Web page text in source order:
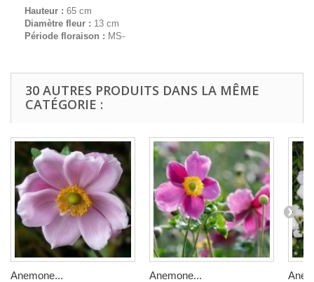
Hauteur : 65 cm
Diamètre fleur : 13 cm
Période floraison : MS-
30 AUTRES PRODUITS DANS LA MÊME
CATÉGORIE :
Anemone... Anemone...